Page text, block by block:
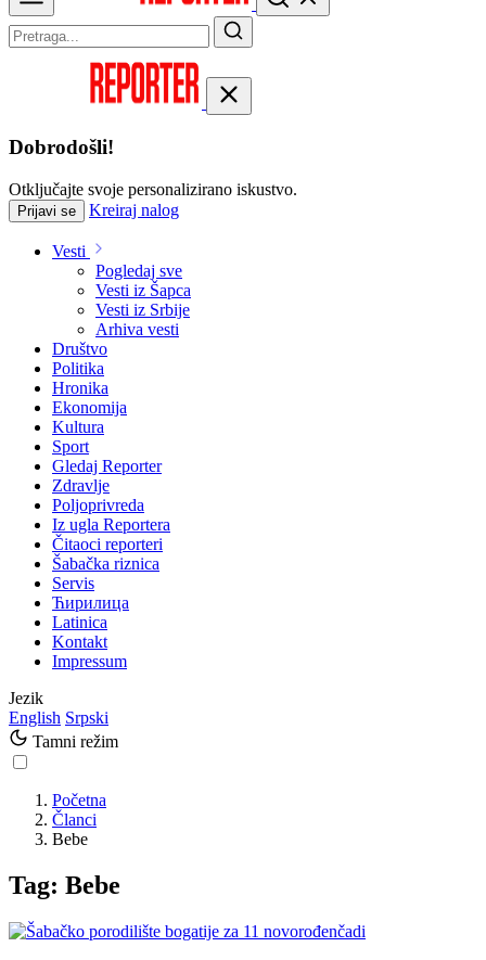
Dobrodošli!
Otključajte svoje personalizirano iskustvo.
Prijavi se Kreiraj nalog
Vesti
Pogledaj sve
Vesti iz Šapca
Vesti iz Srbije
Arhiva vesti
Društvo
Politika
Hronika
Ekonomija
Kultura
Sport
Gledaj Reporter
Zdravlje
Poljoprivreda
Iz ugla Reportera
Čitaoci reporteri
Šabačka riznica
Servis
Ћирилица
Latinica
Kontakt
Impressum
Jezik
English Srpski
Tamni režim
Početna
Članci
Bebe
Tag: Bebe